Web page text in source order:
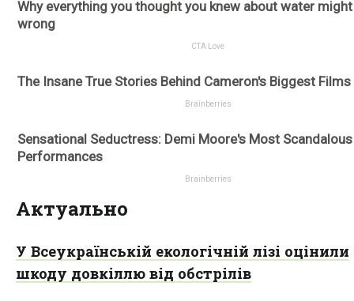
Актуально
У Всеукраїнській екологічній лізі оцінили
шкоду довкіллю від обстрілів